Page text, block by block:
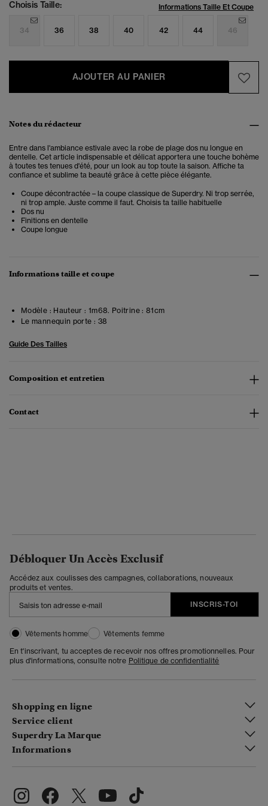
Choisis Taille: Informations Taille Et Coupe
34 36 38 40 42 44 46
AJOUTER AU PANIER
Notes du rédacteur
Entre dans l'ambiance estivale avec la robe de plage dos nu longue en
dentelle. Cet article indispensable et délicat apportera une touche bohème
à toutes tes tenues d'été, pour un look au top toute la saison. Affiche ta
confiance et sublime ta beauté grâce à cette pièce élégante.
Coupe décontractée – la coupe classique de Superdry. Ni trop serrée,
ni trop ample. Juste comme il faut. Choisis ta taille habituelle
Dos nu
Finitions en dentelle
Coupe longue
Informations taille et coupe
Modèle : Hauteur : 1m68. Poitrine : 81cm
Le mannequin porte : 38
Guide Des Tailles
Composition et entretien
Contact
Débloquer Un Accès Exclusif
Accédez aux coulisses des campagnes, collaborations, nouveaux
produits et ventes.
INSCRIS-TOI
Vêtements homme
Vêtements femme
En t'inscrivant, tu acceptes de recevoir nos offres promotionnelles. Pour
plus d'informations, consulte notre Politique de confidentialité
Shopping en ligne
Service client
Superdry La Marque
Informations